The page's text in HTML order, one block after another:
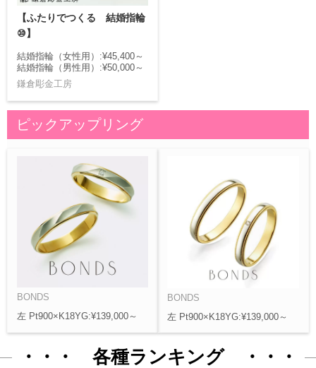
【ふたりでつくる 結婚指輪
⑩】
結婚指輪（女性用）:¥45,400～
結婚指輪（男性用）:¥50,000～
鎌倉彫金工房
ピックアップリング
BONDS
左 Pt900×K18YG:¥139,000～
BONDS
左 Pt900×K18YG:¥139,000～
・・・ 各種ランキング ・・・